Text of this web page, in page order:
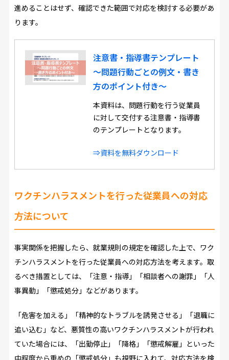
進めることはせず、確認できた範囲で対応を検討する必要があ
ります。
注意書・指導書テンプレート
～問題行動ごとの例文・書き
方のポイント付き～
本資料は、問題行動を行う従業員
に対して交付する注意書・指導書
のテンプレートとなります。
⇒資料を無料ダウンロード
ワクチンハラスメントを行った従業員への対応
方法について
事実関係を把握したら、就業規則の規定を確認した上で、ワク
チンハラスメントを行った従業員への対応方法を考えます。取
るべき措置としては、「注意・指導」「相談者への謝罪」「人
事異動」「懲戒処分」などがあります。
「危害を加える」「精神的なトラブルを誘発させる」「退職に
追い込む」など、悪質性の高いワクチンハラスメントが行われ
ていた場合には、「出勤停止」「降格」「懲戒解雇」といった